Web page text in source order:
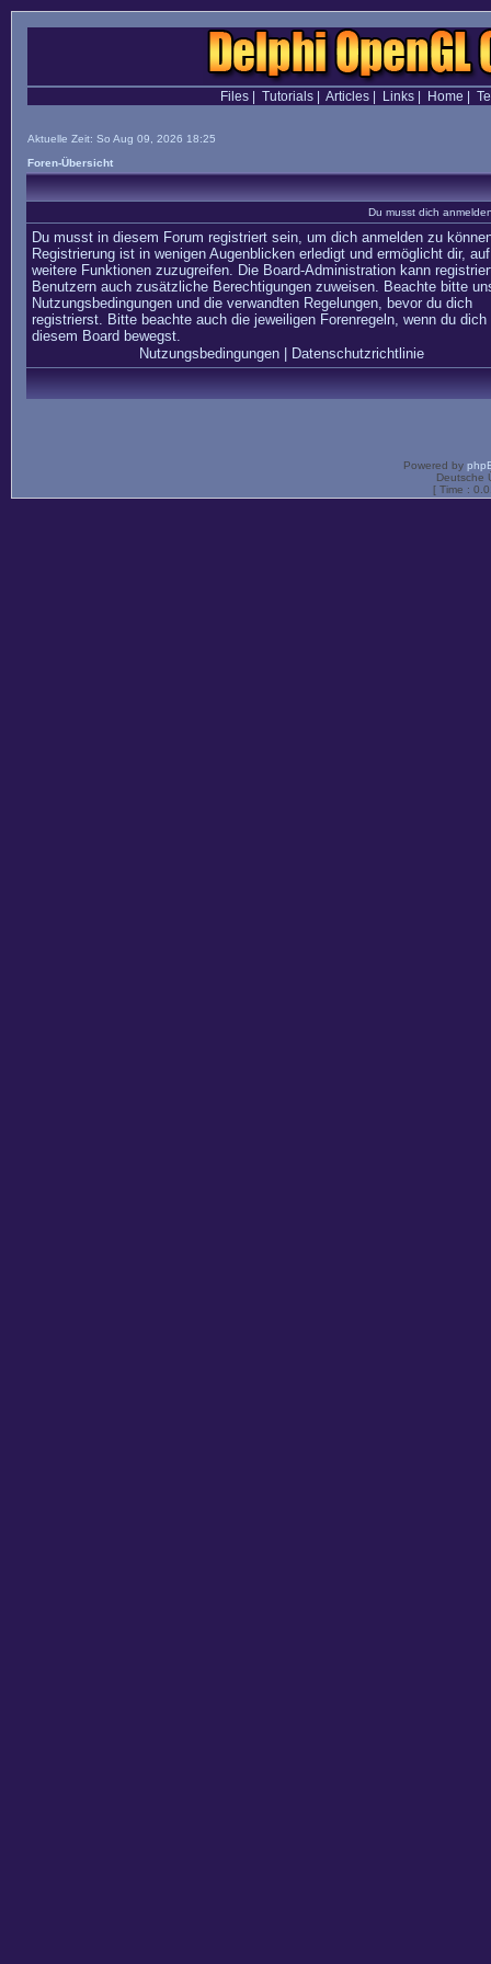
Files| Tutorials| Articles| Links| Home
Aktuelle Zeit: So Aug 09, 2026 18:25
Foren-Übersicht
Du musst dich
Du musst in diesem Forum registriert sein, um dich anmelden zu
Registrierung ist in wenigen Augenblicken erledigt und ermöglicht dir, auf
weitere Funktionen zuzugreifen. Die Board-Administration kann
Benutzern auch zusätzliche Berechtigungen zuweisen. Beachte bitte
Nutzungsbedingungen und die verwandten Regelungen, bevor du dich
registrierst. Bitte beachte auch die jeweiligen Forenregeln, wenn du dich
diesem Board bewegst.
Nutzungsbedingungen| Datenschutzrichtlinie
Powered by
Deutsche
[ Time :